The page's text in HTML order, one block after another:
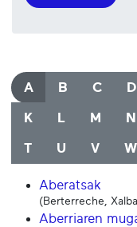
A B C D
K L M N
T U V W
Aberatsak
(Berterreche,
Aberriaren